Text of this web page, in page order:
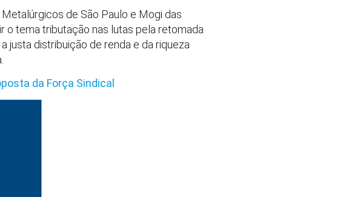
de São Paulo e Mogi das
o tema tributação nas lutas pela retomada
justa distribuição de renda e da riqueza
da Força Sindical